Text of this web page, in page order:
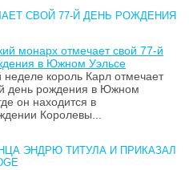
СВОЙ 77-Й ДЕНЬ РОЖДЕНИЯ
монарх отмечает свой 77-й
в Южном Уэльсе
неделе король Карл отмечает
день рождения в Южном
он находится в
Королевы...
ЭНДРЮ ТИТУЛА И ПРИКАЗАЛ